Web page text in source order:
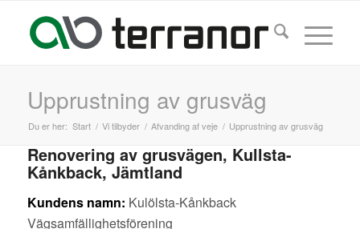
Upprustning av grusväg
Du er her: Start / Vi tilbyder / Afvanding af veje / Upprustning av grusväg
Renovering av grusvägen, Kullsta-
Kånkback, Jämtland
Kundens namn: Kulölsta-Kånkback
Vägsamfällighetsförening